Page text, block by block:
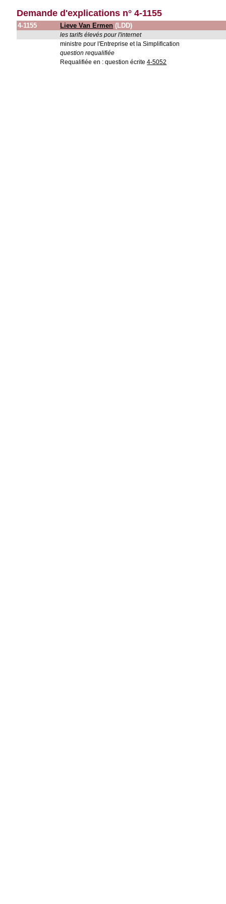
Demande d'explications n° 4-1155
4-1155 Lieve Van Ermen (LDD)
les tarifs élevés pour l'internet
ministre pour l'Entreprise et la Simplification
question requalifiée
Requalifiée en : question écrite4-5052